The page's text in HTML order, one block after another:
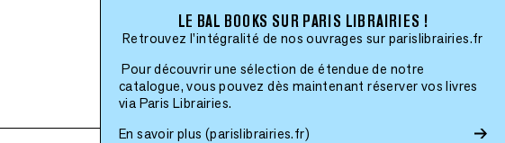
LE BAL BOOKS SUR PARIS LIBRAIRIES !
Retrouvez l'intégralité de nos ouvrages sur parislibrairies.fr
Pour découvrir une sélection de étendue de notre
catalogue, vous pouvez dès maintenant réserver vos livres
via Paris Librairies.
En savoir plus (parislibrairies.fr)